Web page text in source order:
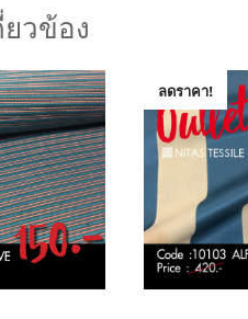
วข้อง
ลดราคา!